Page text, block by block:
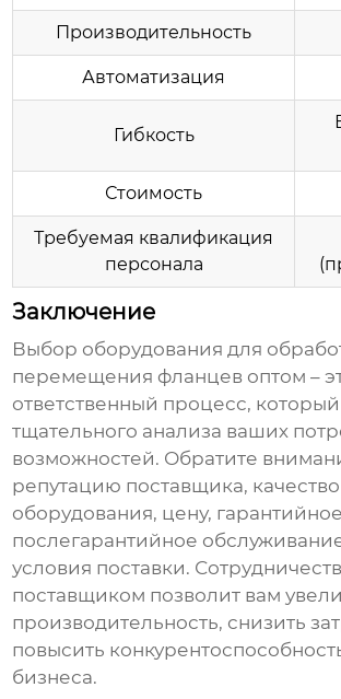
Производительность
Автоматизация
Гибкость
Стоимость
Требуемая квалификация
персонала
Заключение
Выбор оборудования для
перемещения фланцев оптом –
ответственный процесс,
тщательного анализа ваших
возможностей. Обратите
репутацию поставщика, качество
оборудования, цену,
послегарантийное
условия поставки.
поставщиком позволит вам
производительность, снизить
повысить
бизнеса.